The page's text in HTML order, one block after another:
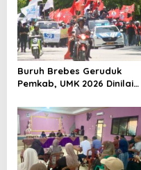
Buruh Brebes Geruduk
Pemkab, UMK 2026 Dinilai